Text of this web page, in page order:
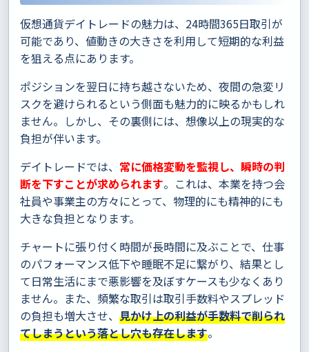
仮想通貨デイトレードの魅力は、24時間365日取引が
可能であり、値動きの大きさを利用して短期的な利益
を狙える点にあります。
ポジションを翌日に持ち越さないため、夜間の急変リ
スクを避けられるという側面も魅力的に映るかもしれ
ません。しかし、その裏側には、想像以上の現実的な
負担が伴います。
デイトレードでは、 常に価格変動を監視し、瞬時の判
断を下すことが求められます。これは、本業を持つ会
社員や事業主の方々にとって、物理的にも精神的にも
大きな負担となります。
チャートに張り付く時間が長時間に及ぶことで、仕事
のパフォーマンス低下や睡眠不足に繋がり、結果とし
て日常生活にまで悪影響を及ぼすケースも少なくあり
ません。また、頻繁な取引は取引手数料やスプレッド
の負担も増大させ、 見かけ上の利益が手数料で削られ
てしまうという落とし穴も存在します。